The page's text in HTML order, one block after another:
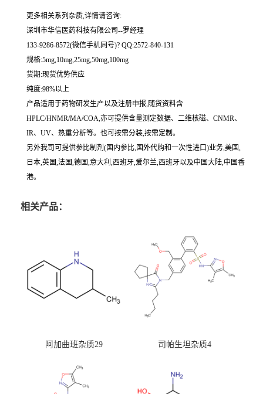
更多相关系列杂质,详情请咨询:
深圳市华信医药科技有限公司--罗经理
133-9286-8572(微信手机同号)? QQ:2572-840-131
规格:5mg,10mg,25mg,50mg,100mg
货期:现货优势供应
纯度:98%以上
产品适用于药物研发生产以及注册申报,随货资料含
HPLC/HNMR/MA/COA,亦可提供含量测定数据、二维核磁、CNMR、
IR、UV、热重分析等。也可按需分装,按需定制。
另外我司可提供参比制剂(国内参比,国外代购和一次性进口)业务,美国,
日本,英国,法国,德国,意大利,西班牙,爱尔兰,西班牙以及中国大陆,中国香
港。
相关产品：
阿加曲班杂质29 司帕生坦杂质4